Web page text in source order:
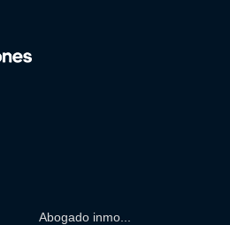
Abogado inmo...